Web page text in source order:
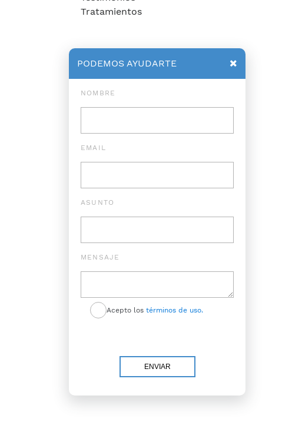
Tratamientos
PODEMOS AYUDARTE
NOMBRE
EMAIL
ASUNTO
MENSAJE
Acepto los términos de uso.